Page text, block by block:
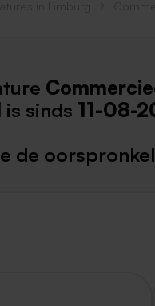
is sinds 11-08-
de